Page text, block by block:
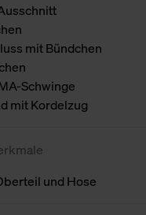
mit Bündchen
Schwinge
mit Kordelzug
und Hose